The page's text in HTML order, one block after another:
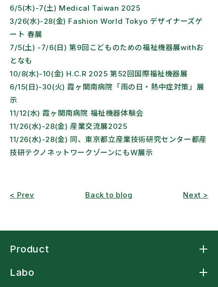
6/5(木)-7(土) Medical Taiwan 2025
3/26(水)-28(金) Fashion World Tokyo デザイナーズゲ
ート 春展
7/5(土) -7/6(日) 第9回こどものための福祉機器展withお
となも
10/8(水)-10(金) H.C.R 2025 第52回国際福祉機器展
6/15(日)-30(火) 霞ヶ関南病院「雨の日・熱中症対策」展
示
11/12(水) 霞ヶ関南病院 福祉機器体験会
11/26(水)-28(金) 産業交流展2025
11/26(水)-28(金) 同、東京都立産業技術研究センター都産
技研テクノネットワークゾーンにもW展示
< Prev Back to blog Next >
Product
Arm Sling Cape
Labo